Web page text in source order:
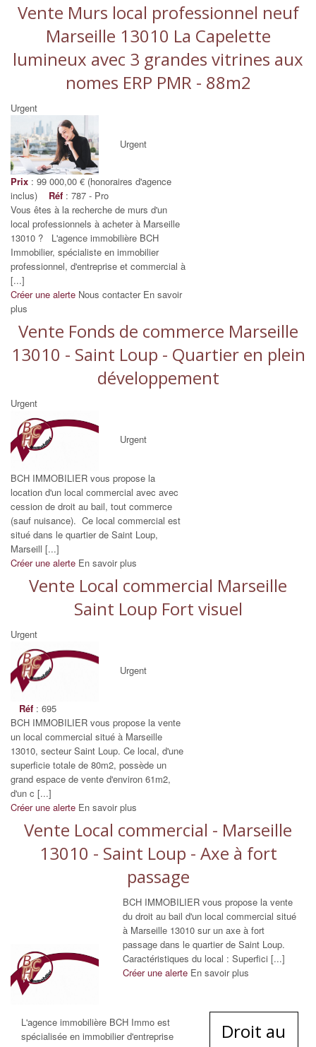
Vente Murs local professionnel neuf
Marseille 13010 La Capelette
lumineux avec 3 grandes vitrines aux
nomes ERP PMR - 88m2
Urgent
Urgent
Prix : 99 000,00 € (honoraires d'agence
inclus) Réf : 787 - Pro
Vous êtes à la recherche de murs d'un
local professionnels à acheter à Marseille
13010 ? L'agence immobilière BCH
Immobilier, spécialiste en immobilier
professionnel, d'entreprise et commercial à
[...]
Créer une alerte Nous contacter En savoir
plus
Vente Fonds de commerce Marseille
13010 - Saint Loup - Quartier en plein
développement
Urgent
Urgent
BCH IMMOBILIER vous propose la
location d'un local commercial avec avec
cession de droit au bail, tout commerce
(sauf nuisance). Ce local commercial est
situé dans le quartier de Saint Loup,
Marseill [...]
Créer une alerte En savoir plus
Vente Local commercial Marseille
Saint Loup Fort visuel
Urgent
Urgent
Réf : 695
BCH IMMOBILIER vous propose la vente
un local commercial situé à Marseille
13010, secteur Saint Loup. Ce local, d'une
superficie totale de 80m2, possède un
grand espace de vente d'environ 61m2,
d'un c [...]
Créer une alerte En savoir plus
Vente Local commercial - Marseille
13010 - Saint Loup - Axe à fort
passage
BCH IMMOBILIER vous propose la vente
du droit au bail d'un local commercial situé
à Marseille 13010 sur un axe à fort
passage dans le quartier de Saint Loup.
Caractéristiques du local : Superfici [...]
Créer une alerte En savoir plus
L'agence immobilière BCH Immo est
spécialisée en immobilier d'entreprise
Droit au